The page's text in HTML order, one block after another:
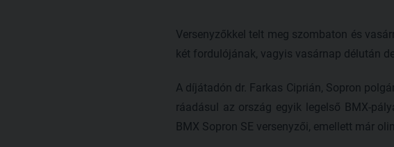
Versenyzőkkel telt meg szombaton és
két fordulójának, vagyis vasárnap délután
A díjátadón dr. Farkas Ciprián, Sopron
ráadásul az ország egyik legelső BMX-
BMX Sopron SE versenyzői, emellett már